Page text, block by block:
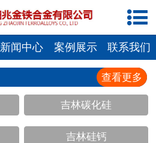
网站首页
公司概况
新闻中心
产品中心
厂容厂貌
新闻中心 案例展示 联系我们
查看更多
吉林碳化硅
吉林硅钙